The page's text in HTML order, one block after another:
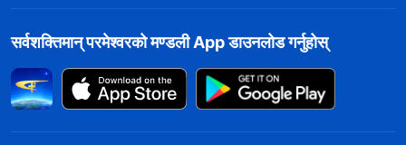
सर्वशक्तिमान्‌ परमेश्‍वरको मण्डली App डाउनलोड गर्नुहोस्